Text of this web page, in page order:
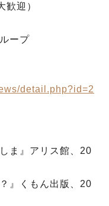
歓迎）
ープ
detail.php?id=2
ま』アリス館、20
』くもん出版、20